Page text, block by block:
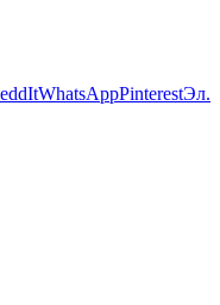
WhatsAppPinterestЭл.